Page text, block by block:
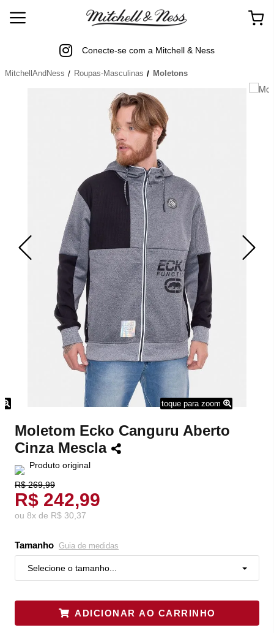
Conecte-se com a Mitchell & Ness
MitchellAndNess Roupas-Masculinas Moletons
toque para zoom
Moletom Ecko Canguru Aberto
Cinza Mescla
Produto original
R$ 269,99
R$ 242,99
ou 8x de R$ 30,37
Tamanho Guia de medidas
Selecione o tamanho...
ADICIONAR AO CARRINHO